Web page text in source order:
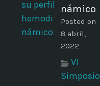
námico
Posted on
8 abril,
2022
VI
Simposio